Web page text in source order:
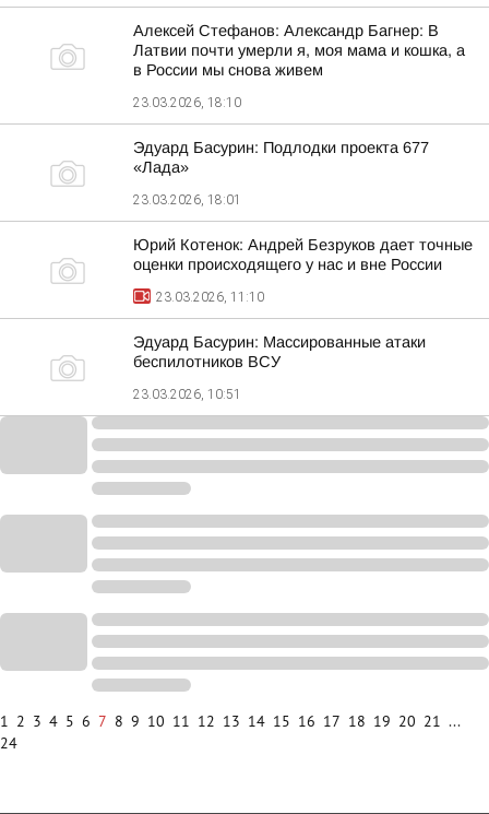
Алексей Стефанов: Александр Багнер: В
Латвии почти умерли я, моя мама и кошка, а
в России мы снова живем
23.03.2026, 18:10
Эдуард Басурин: Подлодки проекта 677
«Лада»
23.03.2026, 18:01
Юрий Котенок: Андрей Безруков дает точные
оценки происходящего у нас и вне России
23.03.2026, 11:10
Эдуард Басурин: Массированные атаки
беспилотников ВСУ
23.03.2026, 10:51
1 2 3 4 5 6 7 8 9 10 11 12 13 14 15 16 17 18 19 20 21 ...
24